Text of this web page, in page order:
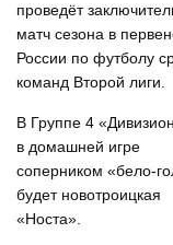
проведёт
матч сезона в
России по футболу
команд Второй лиги.
В Группе 4
в домашней игре
соперником «бело-
будет новотроицкая
«Носта».